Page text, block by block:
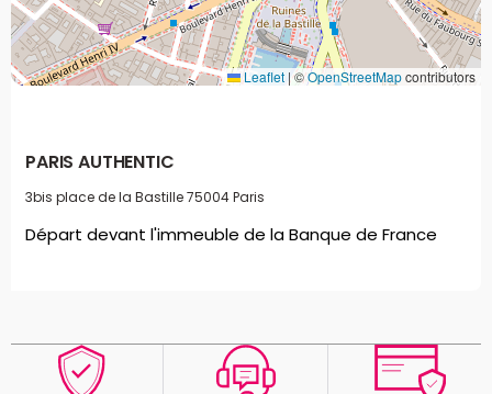
Leaflet |©OpenStreetMapcontributors
PARIS AUTHENTIC
3bis place de la Bastille75004 Paris
Départ devant l'immeuble de la Banque de France